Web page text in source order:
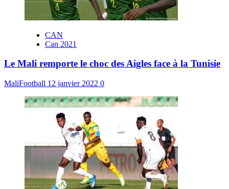
CAN
Can 2021
Le Mali remporte le choc des Aigles face à la Tunisie
MaliFootball 12 janvier 2022 0